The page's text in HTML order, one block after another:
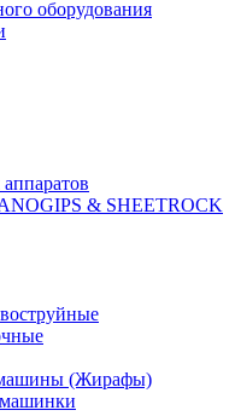
оборудования
& SHEETROCK
(Жирафы)